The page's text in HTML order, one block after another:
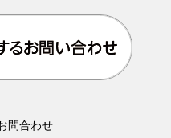
問合わせ